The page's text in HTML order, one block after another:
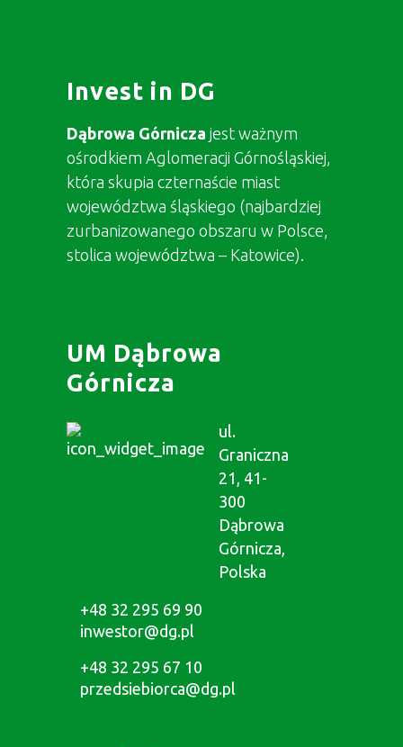
Invest in DG
Dąbrowa Górnicza jest ważnym
ośrodkiem Aglomeracji Górnośląskiej,
która skupia czternaście miast
województwa śląskiego (najbardziej
zurbanizowanego obszaru w Polsce,
stolica województwa – Katowice).
UM Dąbrowa
Górnicza
ul.
Graniczna
21, 41-
300
Dąbrowa
Górnicza,
Polska
+48 32 295 69 90
inwestor@dg.pl
+48 32 295 67 10
przedsiebiorca@dg.pl